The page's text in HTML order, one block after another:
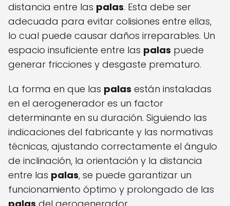
distancia entre las palas. Esta debe ser
adecuada para evitar colisiones entre ellas,
lo cual puede causar daños irreparables. Un
espacio insuficiente entre las palas puede
generar fricciones y desgaste prematuro.
La forma en que las palas están instaladas
en el aerogenerador es un factor
determinante en su duración. Siguiendo las
indicaciones del fabricante y las normativas
técnicas, ajustando correctamente el ángulo
de inclinación, la orientación y la distancia
entre las palas, se puede garantizar un
funcionamiento óptimo y prolongado de las